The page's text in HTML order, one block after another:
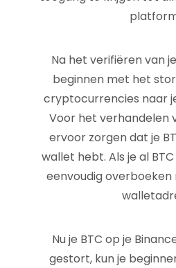
Na het verifiëren van
beginnen met het
cryptocurrencies naar
Voor het verhandelen
ervoor zorgen dat je
wallet hebt. Als je al
eenvoudig overboeken
Nu je BTC op je
gestort, kun je